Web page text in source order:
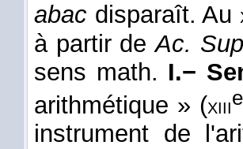
abac disparaît. Au
à partir deAc.
sens math. I.−
arithmétique » (xiiie
instrument de